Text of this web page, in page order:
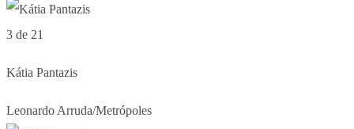
3 de 21
Kátia Pantazis
Leonardo Arruda/Metrópoles